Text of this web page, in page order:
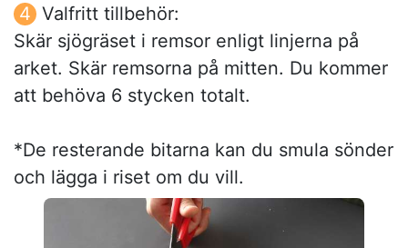
Valfritt tillbehör:
Skär sjögräset i remsor enligt linjerna på
arket. Skär remsorna på mitten. Du kommer
att behöva 6 stycken totalt.
*De resterande bitarna kan du smula sönder
och lägga i riset om du vill.